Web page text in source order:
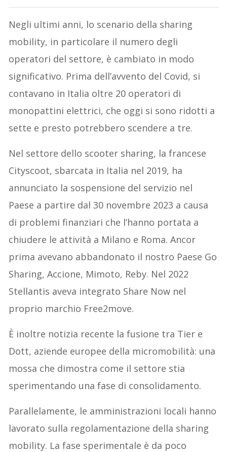
Negli ultimi anni, lo scenario della sharing
mobility, in particolare il numero degli
operatori del settore, è cambiato in modo
significativo. Prima dell’avvento del Covid, si
contavano in Italia oltre 20 operatori di
monopattini elettrici, che oggi si sono ridotti a
sette e presto potrebbero scendere a tre.
Nel settore dello scooter sharing, la francese
Cityscoot, sbarcata in Italia nel 2019, ha
annunciato la sospensione del servizio nel
Paese a partire dal 30 novembre 2023 a causa
di problemi finanziari che l’hanno portata a
chiudere le attività a Milano e Roma. Ancor
prima avevano abbandonato il nostro Paese Go
Sharing, Accione, Mimoto, Reby. Nel 2022
Stellantis aveva integrato Share Now nel
proprio marchio Free2move.
È inoltre notizia recente la fusione tra Tier e
Dott, aziende europee della micromobilità: una
mossa che dimostra come il settore stia
sperimentando una fase di consolidamento.
Parallelamente, le amministrazioni locali hanno
lavorato sulla regolamentazione della sharing
mobility. La fase sperimentale è da poco